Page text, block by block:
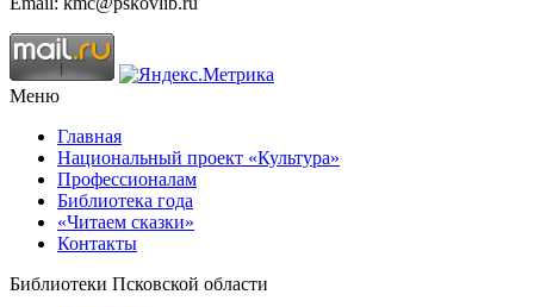
Меню
Главная
Национальный проект «Культура»
Профессионалам
Библиотека года
«Читаем сказки»
Контакты
Библиотеки Псковской области